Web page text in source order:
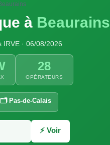
à Beaurains
IRVE · 06/08/2026
28
OPÉRATEURS
🗂️ Pas-de-Calais
⚡ Voir